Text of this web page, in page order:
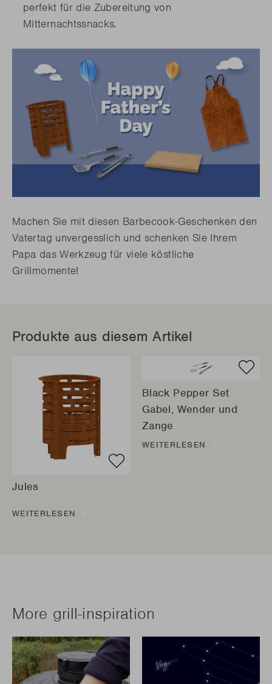
perfekt für die Zubereitung von
Mitternachtssnacks.
Machen Sie mit diesen Barbecook-Geschenken den
Vatertag unvergesslich und schenken Sie Ihrem
Papa das Werkzeug für viele köstliche
Grillmomente!
Produkte aus diesem Artikel
Jules
WEITERLESEN
Black Pepper Set
Gabel, Wender und
Zange
WEITERLESEN
More grill-inspiration